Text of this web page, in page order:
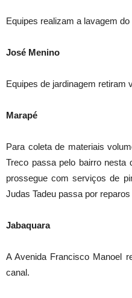
Equipes realizam a lavagem do
José Menino
Equipes de jardinagem retiram
Marapé
Para coleta de materiais
Treco passa pelo bairro nesta
prossegue com serviços de
Judas Tadeu passa por
Jabaquara
A Avenida Francisco Manoel
canal.